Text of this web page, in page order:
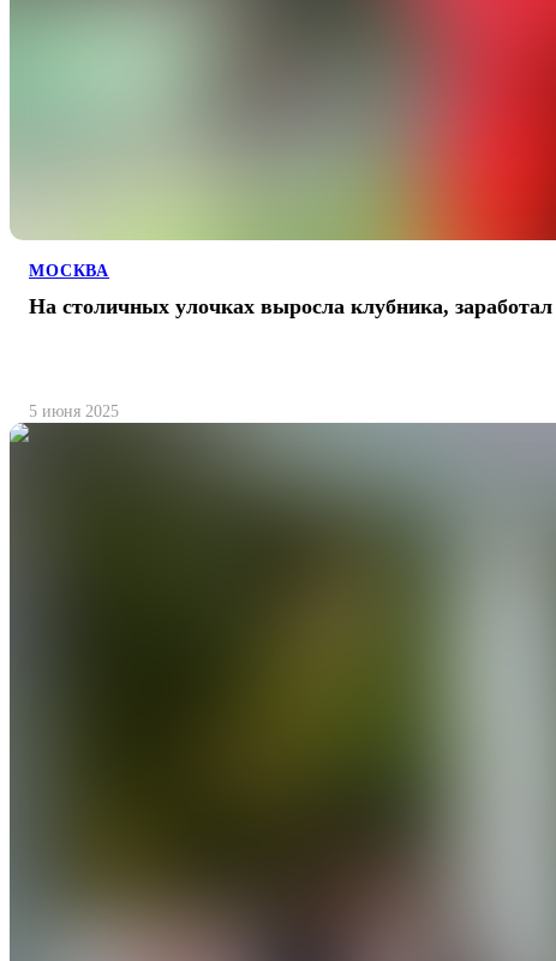
МОСКВА
На столичных улочках выросла клубника, заработал
5 июня 2025